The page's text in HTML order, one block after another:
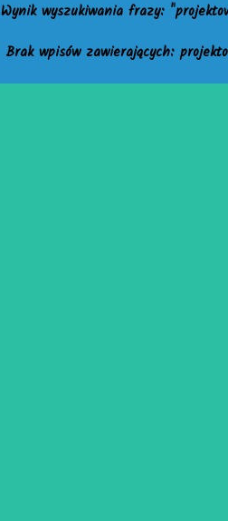
Wynik wyszukiwania frazy:
Brak wpisów zawierających: